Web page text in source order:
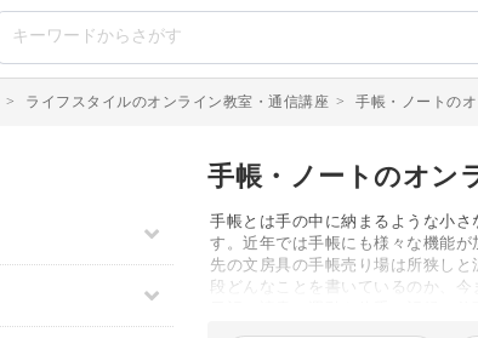
> ライフスタイルのオンライン教室・通信講座 > 手帳・ノートの
手帳・ノートのオン
手帳とは手の中に納まるような小
す。近年では手帳にも様々な機能
先の文房具の手帳売り場は所狭し
段どんなことを書いているのか、
日記、読書、運動や体重の記録、